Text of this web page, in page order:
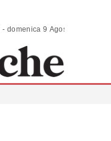
ANALISI | COMMENTI | SCENARI - domenica 9 Agosto 2026